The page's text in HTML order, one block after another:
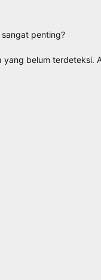
sangat penting?
belum terdeteksi.